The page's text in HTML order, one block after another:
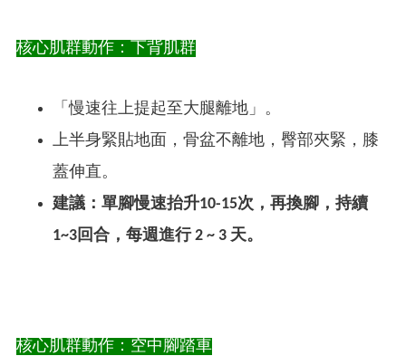
核心肌群動作：下背肌群
「慢速往上提起至大腿離地」。
上半身緊貼地面，骨盆不離地，臀部夾緊，膝
蓋伸直。
建議：單腳慢速抬升10-15次，再換腳，持續
1~3回合，每週進行 2 ~ 3 天。
核心肌群動作：空中腳踏車